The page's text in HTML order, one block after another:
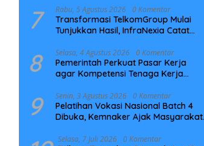
7 Rabu, 5 Agustus 2026 0 Komentar
Transformasi TelkomGroup Mulai
Tunjukkan Hasil, InfraNexia Catat
Digital Nasional
8 Selasa, 4 Agustus 2026 0 Komentar
Pemerintah Perkuat Pasar Kerja
agar Kompetensi Tenaga Kerja
9 Senin, 3 Agustus 2026 0 Komentar
Pelatihan Vokasi Nasional Batch 4
Dibuka, Kemnaker Ajak Masyarakat
Selasa, 7 Juli 2026 0 Komentar